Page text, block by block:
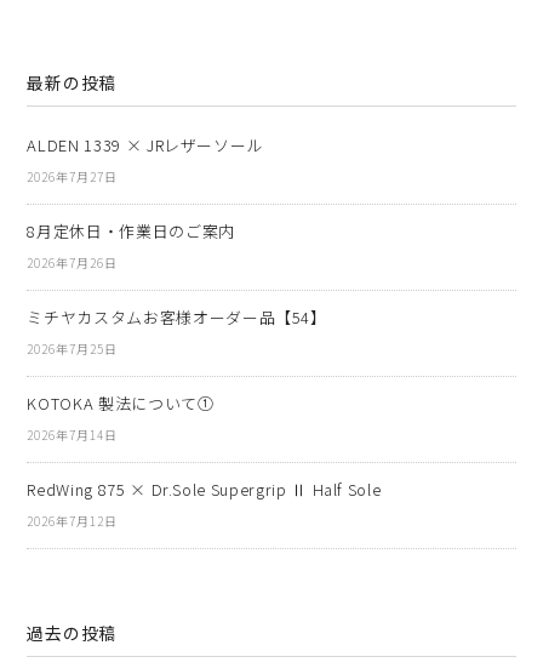
最新の投稿
ALDEN 1339 × JRレザーソール
2026年7月27日
8月定休日・作業日のご案内
2026年7月26日
ミチヤカスタムお客様オーダー品【54】
2026年7月25日
KOTOKA 製法について①
2026年7月14日
RedWing 875 × Dr.Sole Supergrip Ⅱ Half Sole
2026年7月12日
過去の投稿